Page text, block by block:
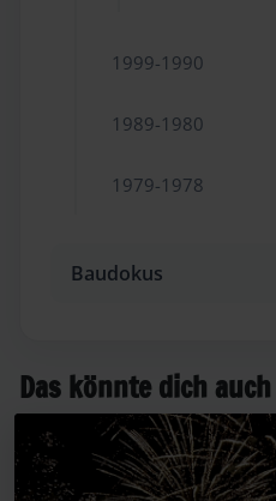
1999-1990
1989-1980
1979-1978
Baudokus
Das könnte dich